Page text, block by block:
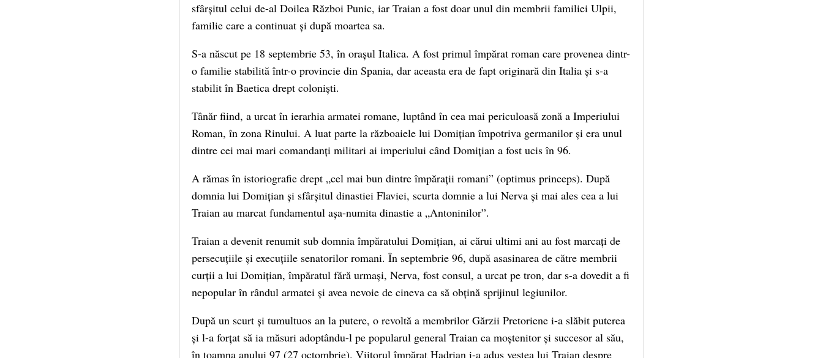
sfârșitul celui de-al Doilea Război Punic, iar Traian a fost doar unul din membrii familiei Ulpii,
familie care a continuat și după moartea sa.
S-a născut pe 18 septembrie 53, în orașul Italica. A fost primul împărat roman care provenea dintr-
o familie stabilită într-o provincie din Spania, dar aceasta era de fapt originară din Italia și s-a
stabilit în Baetica drept coloniști.
Tânăr fiind, a urcat în ierarhia armatei romane, luptând în cea mai periculoasă zonă a Imperiului
Roman, în zona Rinului. A luat parte la războaiele lui Domițian împotriva germanilor și era unul
dintre cei mai mari comandanți militari ai imperiului când Domițian a fost ucis în 96.
A rămas în istoriografie drept „cel mai bun dintre împărații romani” (optimus princeps). După
domnia lui Domițian și sfârșitul dinastiei Flaviei, scurta domnie a lui Nerva și mai ales cea a lui
Traian au marcat fundamentul așa-numita dinastie a „Antoninilor”.
Traian a devenit renumit sub domnia împăratului Domițian, ai cărui ultimi ani au fost marcați de
persecuțiile și execuțiile senatorilor romani. În septembrie 96, după asasinarea de către membrii
curții a lui Domițian, împăratul fără urmași, Nerva, fost consul, a urcat pe tron, dar s-a dovedit a fi
nepopular în rândul armatei și avea nevoie de cineva ca să obțină sprijinul legiunilor.
După un scurt și tumultuos an la putere, o revoltă a membrilor Gărzii Pretoriene i-a slăbit puterea
și l-a forțat să ia măsuri adoptându-l pe popularul general Traian ca moștenitor și succesor al său,
în toamna anului 97 (27 octombrie). Viitorul împărat Hadrian i-a adus vestea lui Traian despre